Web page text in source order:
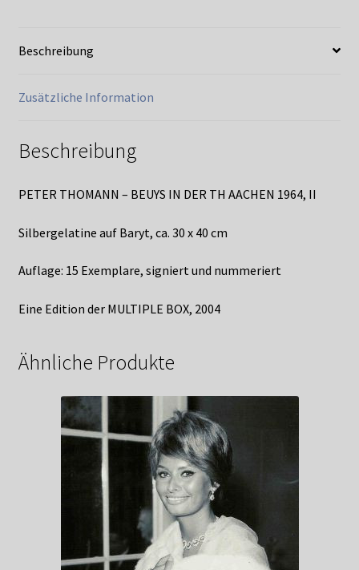
Menge
Beschreibung
Zusätzliche Information
Beschreibung
PETER THOMANN – BEUYS IN DER TH AACHEN 1964, II
Silbergelatine auf Baryt, ca. 30 x 40 cm
Auflage: 15 Exemplare, signiert und nummeriert
Eine Edition der MULTIPLE BOX, 2004
Ähnliche Produkte